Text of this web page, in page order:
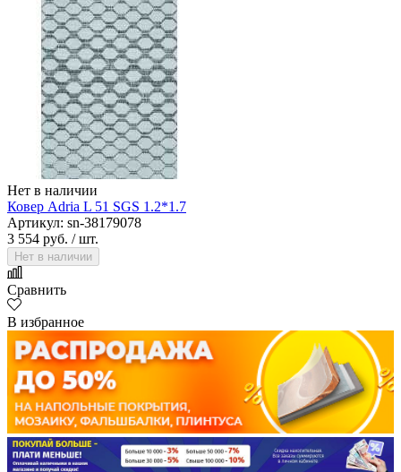
Нет в наличии
Ковер Adria L 51 SGS 1.2*1.7
Артикул: sn-38179078
3 554 руб. / шт.
Нет в наличии
Сравнить
В избранное